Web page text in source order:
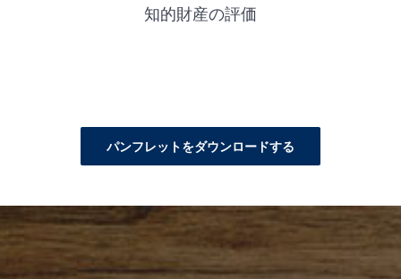
知的財産の評価
パンフレットをダウンロードする